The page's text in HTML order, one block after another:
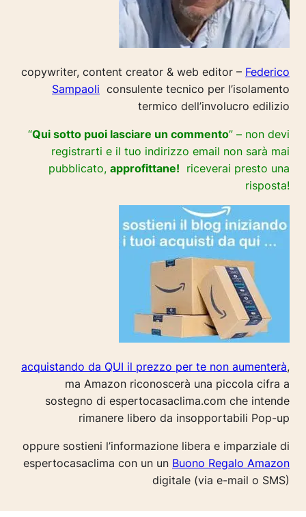
copywriter, content creator & web editor – Federico
Sampaoli consulente tecnico per l’isolamento
termico dell’involucro edilizio
“Qui sotto puoi lasciare un commento” – non devi
registrarti e il tuo indirizzo email non sarà mai
pubblicato, approfittane! riceverai presto una
risposta!
acquistando da QUI il prezzo per te non aumenterà,
ma Amazon riconoscerà una piccola cifra a
sostegno di espertocasaclima.com che intende
rimanere libero da insopportabili Pop-up
oppure sostieni l’informazione libera e imparziale di
espertocasaclima con un un Buono Regalo Amazon
digitale (via e-mail o SMS)